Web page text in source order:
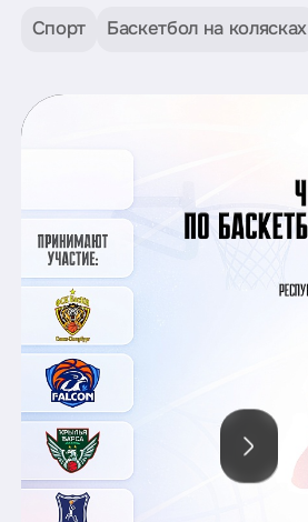
Спорт Баскетбол на колясках